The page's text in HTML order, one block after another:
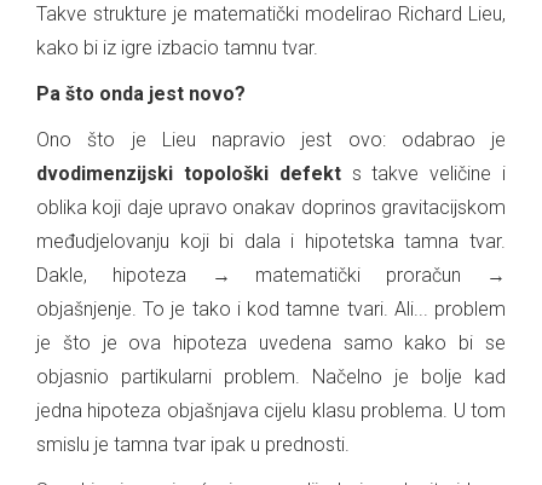
Takve strukture je matematički modelirao Richard Lieu,
kako bi iz igre izbacio tamnu tvar.
Pa što onda jest novo?
Ono što je Lieu napravio jest ovo: odabrao je
dvodimenzijski topološki defekts takve veličine i
oblika koji daje upravo onakav doprinos gravitacijskom
međudjelovanju koji bi dala i hipotetska tamna tvar.
Dakle, hipoteza → matematički proračun →
objašnjenje. To je tako i kod tamne tvari. Ali... problem
je što je ova hipoteza uvedena samo kako bi se
objasnio partikularni problem. Načelno je bolje kad
jedna hipoteza objašnjava cijelu klasu problema. U tom
smislu je tamna tvar ipak u prednosti.